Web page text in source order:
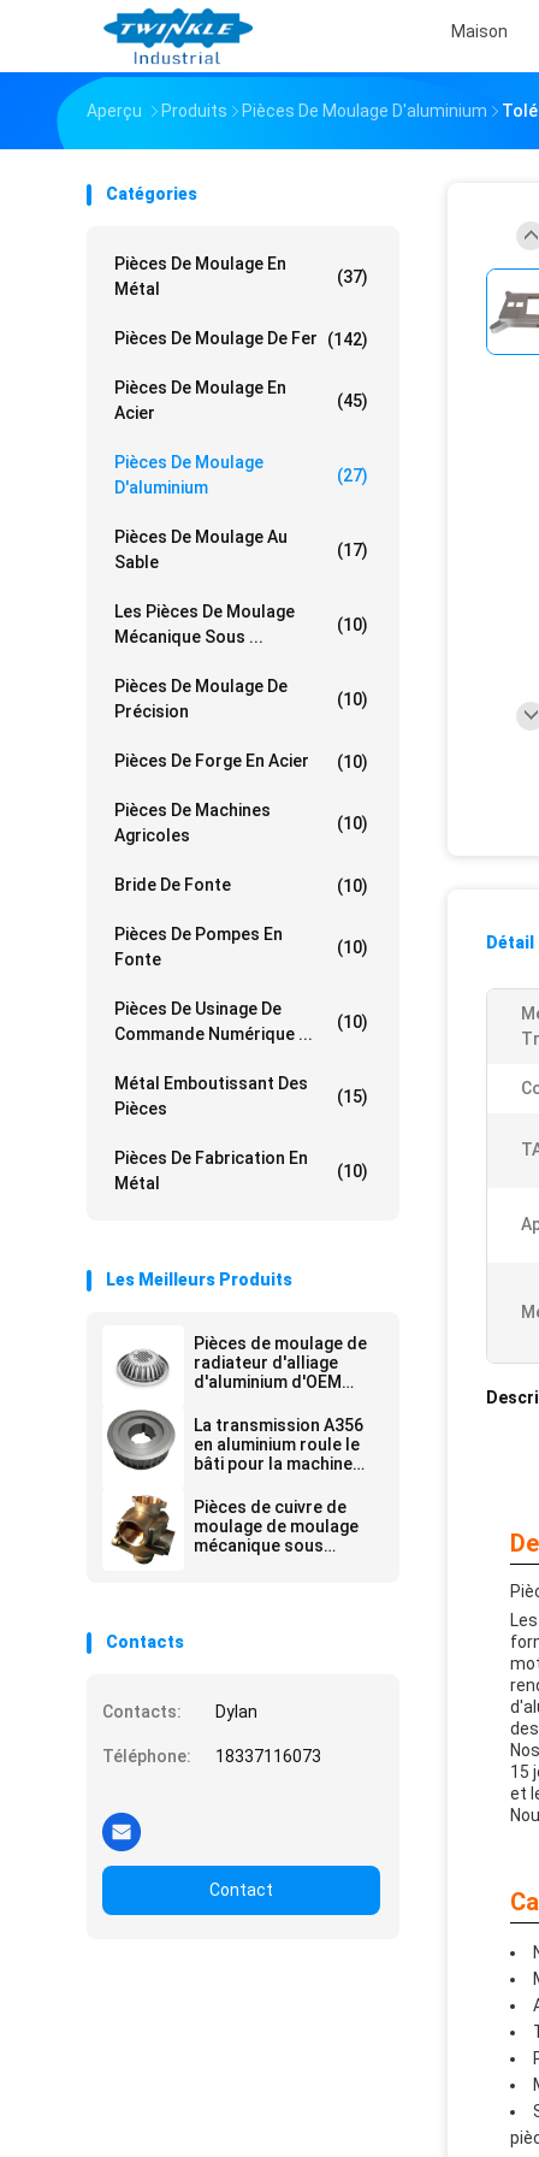
Maison
Aperçu Produits Pièces De Moulage D'aluminium
Catégories
Pièces De Moulage En
Métal
(37)
Pièces De Moulage De Fer (142)
Pièces De Moulage En
Acier
(45)
Pièces De Moulage
D'aluminium
(27)
Pièces De Moulage Au
Sable
(17)
Les Pièces De Moulage
Mécanique Sous ...
(10)
Pièces De Moulage De
Précision
(10)
Pièces De Forge En Acier (10)
Pièces De Machines
Agricoles
(10)
Bride De Fonte (10)
Pièces De Pompes En
Fonte
(10)
Pièces De Usinage De
Commande Numérique ...
(10)
Métal Emboutissant Des
Pièces
(15)
Pièces De Fabrication En
Métal
(10)
Les Meilleurs Produits
Pièces de moulage de
radiateur d'alliage
d'aluminium d'OEM
La transmission A356
en aluminium roule le
bâti pour la machine
Pièces de cuivre de
moulage de moulage
mécanique sous
Contacts
Contacts: Dylan
Téléphone: 18337116073
Contact
15
et